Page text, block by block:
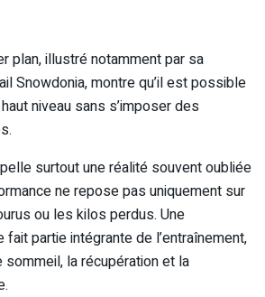
plan, illustré notamment par sa
Snowdonia, montre qu’il est possible
niveau sans s’imposer des
surtout une réalité souvent oubliée
ne repose pas uniquement sur
ou les kilos perdus. Une
fait partie intégrante de l’entraînement,
la récupération et la